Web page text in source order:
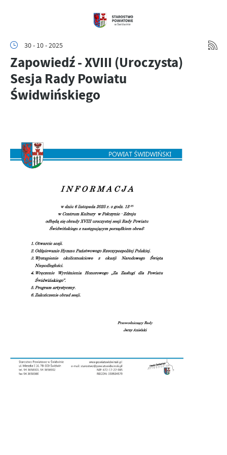
30 - 10 - 2025
Zapowiedź - XVIII (Uroczysta)
Sesja Rady Powiatu
Świdwińskiego